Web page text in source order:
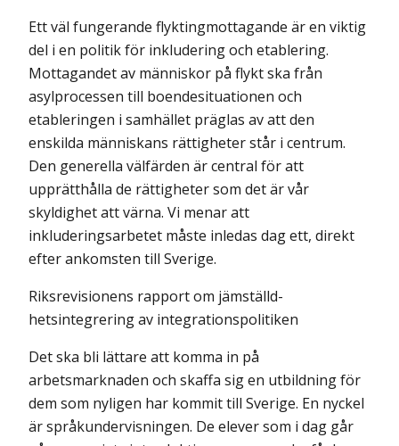
Ett väl fungerande flyktingmottagande är en viktig
del i en politik för inkludering och etablering.
Mottagandet av människor på flykt ska från
asylprocessen till boendesituationen och
etableringen i samhället präglas av att den
enskilda människans rättigheter står i centrum.
Den generella välfärden är central för att
upprätthålla de rättigheter som det är vår
skyldighet att värna. Vi menar att
inkluderingsarbetet måste inledas dag ett, direkt
efter ankomsten till Sverige.
Riksrevisionens rapport om jämställd-
hetsintegrering av integrationspolitiken
Det ska bli lättare att komma in på
arbetsmarknaden och skaffa sig en utbildning för
dem som nyligen har kommit till Sverige. En nyckel
är språkundervisningen. De elever som i dag går